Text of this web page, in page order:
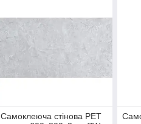
Самоклеюча стінова PET